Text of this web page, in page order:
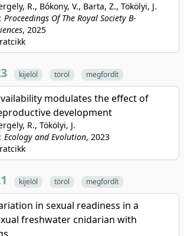
R., Bókony, V., Barta, Z., Tökölyi, J.
Proceedings Of The Royal Society B-
, 2025
kijelöl töröl megfordít
modulates the effect of
development
R., Tökölyi, J.
Ecology and Evolution, 2023
kijelöl töröl megfordít
in sexual readiness in a
freshwater cnidarian with